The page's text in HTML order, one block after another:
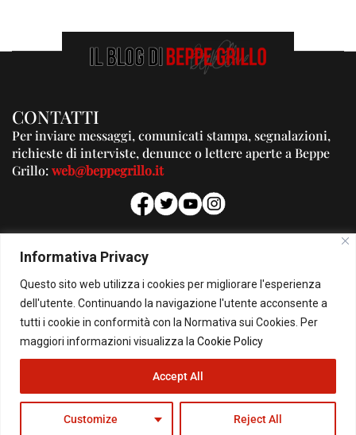
Informativa Privacy
Questo sito web utilizza i cookies per migliorare l'esperienza
dell'utente. Continuando la navigazione l'utente acconsente a
tutti i cookie in conformità con la Normativa sui Cookies. Per
maggiori informazioni visualizza la Cookie Policy
Customize Reject All
Accept All
CONTATTI
Per inviare messaggi, comunicati stampa, segnalazioni,
richieste di interviste, denunce o lettere aperte a Beppe
Grillo:web@beppegrillo.it
PUBBLICITA'
Per la tua pubblicità su questo Blog:
pubblicita@beppegrillo.it
© Copyright 2026 - Il Blog di Beppe Grillo. All Rights Reserved - Powered by
happygrafic.com